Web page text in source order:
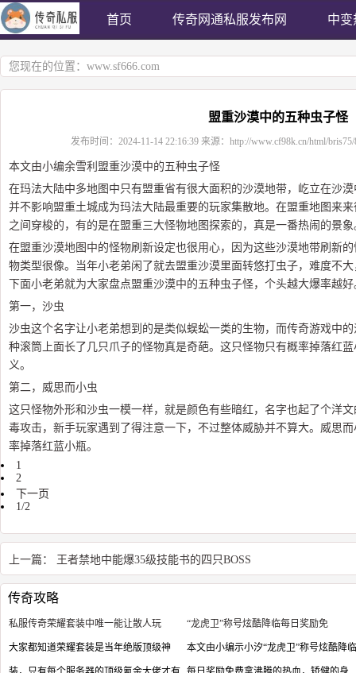
首页 传奇网通私服发布网 中变
您现在的位置： www.sf666.com
盟重沙漠中的五种虫子怪
发布时间： 2024-11-14 22:16:39 来源： http://www.cf98k.cn/html/
本文由小编余雪利盟重沙漠中的五种虫子怪
在玛法大陆中多地图中只有盟重省有很大面积的沙漠地带，屹立在沙
并不影响盟重土城成为玛法大陆最重要的玩家集散地。在盟重地图来
之间穿梭的，有的是在盟重三大怪物地图探索的，真是一番热闹的景象
在盟重沙漠地图中的怪物刷新设定也很用心，因为这些沙漠地带刷新
物类型很像。当年小老弟闲了就去盟重沙漠里面转悠打虫子，难度不
下面小老弟就为大家盘点盟重沙漠中的五种虫子怪，个头越大爆率越
第一，沙虫
沙虫这个名字让小老弟想到的是类似蜈蚣一类的生物，而传奇游戏中
种滚筒上面长了几只爪子的怪物真是奇葩。这只怪物只有概率掉落红
义。
第二，威思而小虫
这只怪物外形和沙虫一模一样，就是颜色有些暗红，名字也起了个洋
毒攻击，新手玩家遇到了得注意一下，不过整体威胁并不算大。威思
率掉落红蓝小瓶。
1
2
下一页
1/2
上一篇： 王者禁地中能爆35级技能书的四只BOSS
传奇攻略
私服传奇荣耀套装中唯一能让散人玩
大家都知道荣耀套装是当年绝版顶级神
“龙虎卫”称号炫酷降临每日奖励免
本文由小编示小汐“龙虎卫”称号炫酷降临